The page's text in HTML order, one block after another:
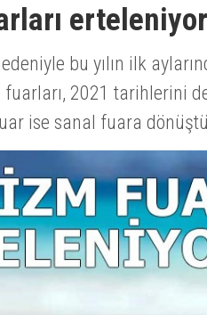
erteleniyor
bu yılın ilk
2021 tarihlerini
ise sanal fuara